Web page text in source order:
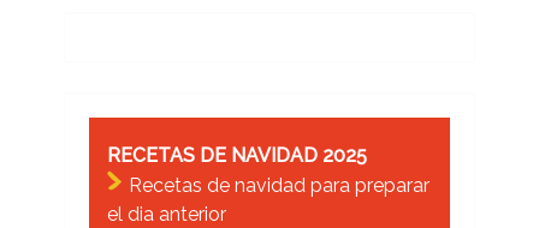
RECETAS DE NAVIDAD 2025
Recetas de navidad para preparar
el dia anterior